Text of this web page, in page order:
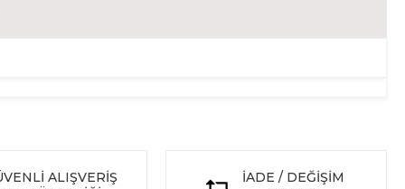
ALIŞVERİŞ
İADE / DEĞİŞİM